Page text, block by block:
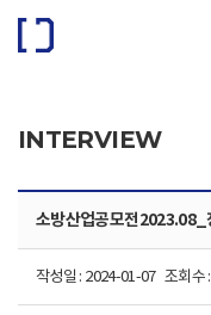
성
대
학
교
성
대
학
교
INTERVIEW
소방산업공모전
작성일 : 2024-01-07 조회수